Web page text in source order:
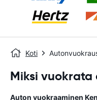
Koti
Miksi vuokrata
Auton vuokraaminen